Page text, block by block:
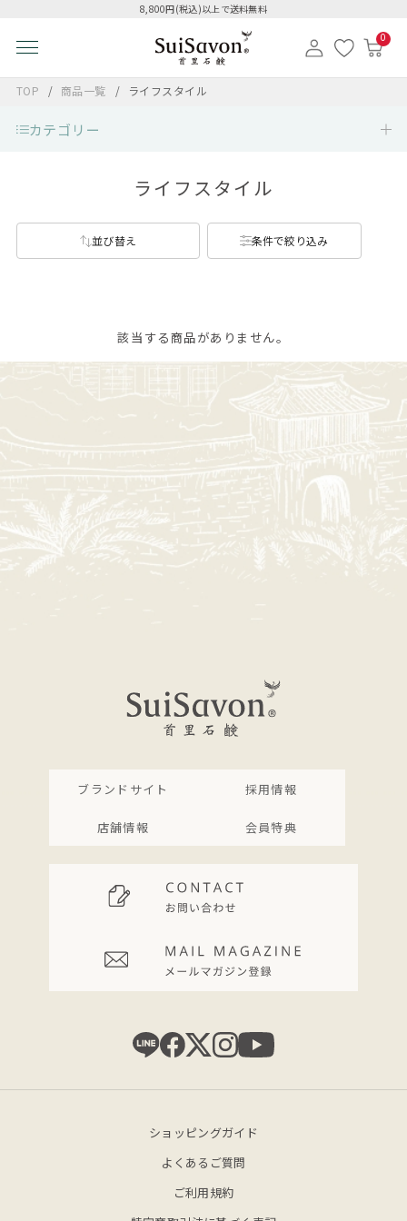
8,800円(税込)以上で送料無料
0
TOP 商品一覧 ライフスタイル
カテゴリー
ライフスタイル
並び替え 条件で絞り込み
該当する商品がありません。
ブランドサイト 採用情報
店舗情報 会員特典
ショッピングガイド
よくあるご質問
ご利用規約